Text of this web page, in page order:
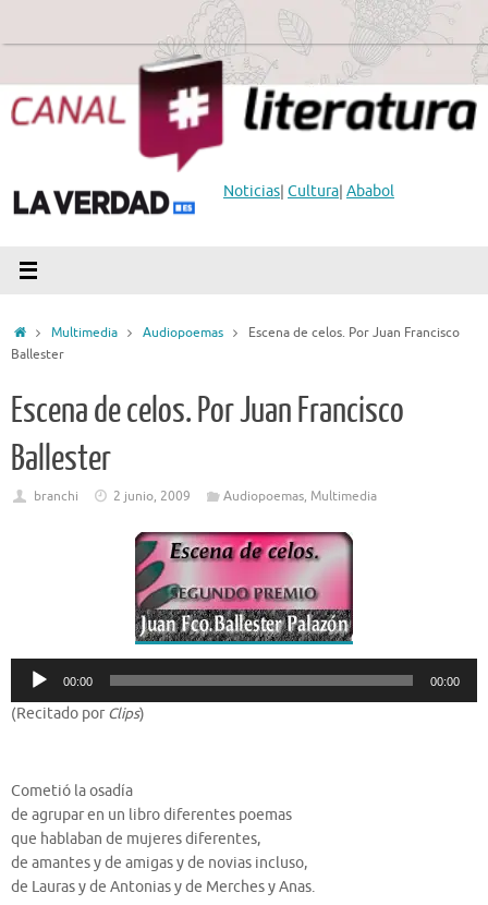
Noticias| Cultura| Ababol
InicioMultimedia Audiopoemas
Escena de celos. Por Juan Francisco
Ballester
Escena de celos. Por Juan Francisco
Ballester
branchi 2 junio, 2009 Audiopoemas, Multimedia
Reproductor
audio
00:00 00:00
(Recitado por Clips)
Cometió la osadía
de agrupar en un libro diferentes poemas
que hablaban de mujeres diferentes,
de amantes y de amigas y de novias incluso,
de Lauras y de Antonias y de Merches y Anas.